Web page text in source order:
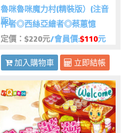
魯咪魯咪魔力村(精裝版）(注音
版)
作者◎西絲亞繪者◎蔡蕙憶
定價：$220元/會員價:$110元
加入購物車
立即結帳